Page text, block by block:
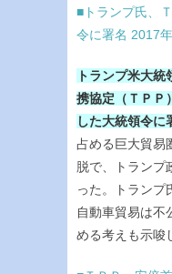
■トランプ氏、
令に署名 2017
トランプ米大統
携協定（ＴＰＰ
した大統領令に
占める巨大貿易
脱で、トランプ
った。トランプ
自動車貿易は不
める考えも示唆